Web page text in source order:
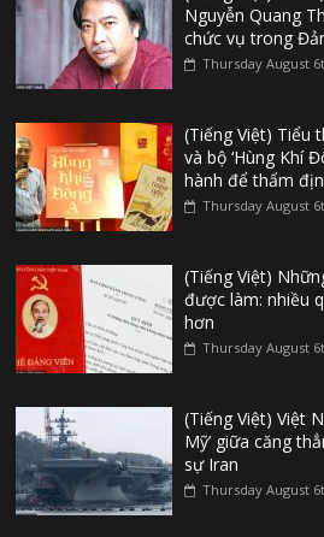
Nguyễn Quang
chức vụ trong
Thursday August
(Tiếng Việt) Tiểu
và bộ ‘Hùng Khí
hành để thẩm
Thursday August
(Tiếng Việt)
được làm: nhiều
hơn
Thursday August
(Tiếng Việt) Việt
Mỹ’ giữa căng
sự Iran
Thursday August